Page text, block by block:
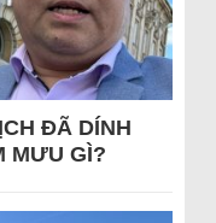
ĐÃ DÍNH
MƯU GÌ?